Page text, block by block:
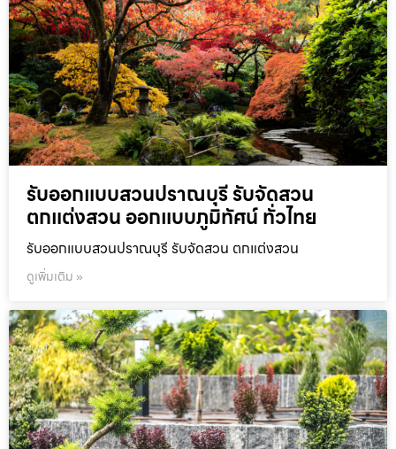
รับออกแบบสวนปราณบุรี รับจัดสวน
ตกแต่งสวน ออกแบบภูมิทัศน์ ทั่วไทย
รับออกแบบสวนปราณบุรี รับจัดสวน ตกแต่งสวน
ดูเพิ่มเติม »